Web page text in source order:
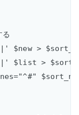
$new >
$list >